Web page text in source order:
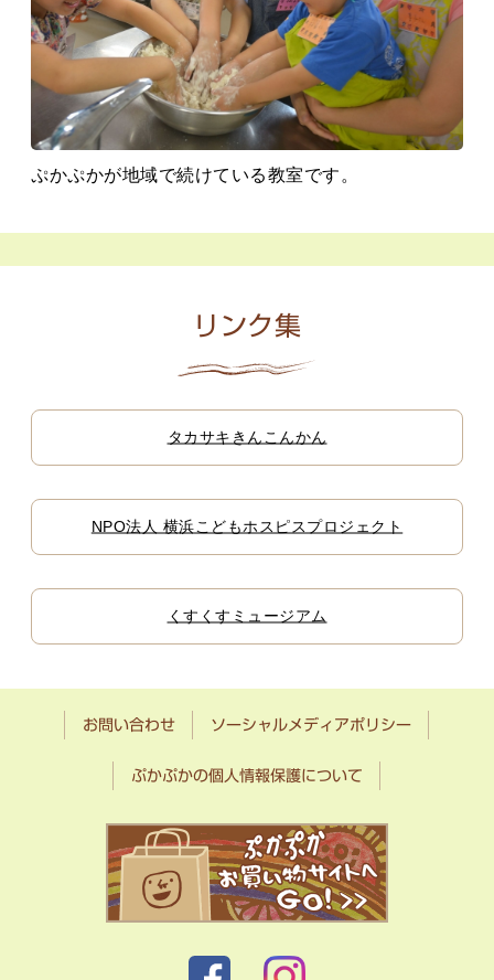
ぷかぷかが地域で続けている教室です。
リンク集
タカサキきんこんかん
NPO法人 横浜こどもホスピスプロジェクト
くすくすミュージアム
お問い合わせ ソーシャルメディアポリシー
ぷかぷかの個人情報保護について